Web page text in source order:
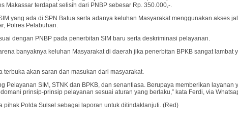
Makassar terdapat selisih dari PNBP sebesar Rp. 350.000,-.
yang ada di SPN Batua serta adanya keluhan Masyarakat menggunakan akses
Polres Pelabuhan.
dengan PNBP pada penerbitan SIM baru serta deskriminasi pelayanan.
banyaknya keluhan Masyarakat di daerah jika penerbitan BPKB sangat
terbuka akan saran dan masukan dari masyarakat.
SIM, STNK dan BPKB, dan senantiasa. Berupaya memberikan
prinsip-prinsip pelayanan sesuai aturan yang berlaku,” kata Ferdi, via
Polda Sulsel sebagai laporan untuk ditindaklanjuti. (Red)